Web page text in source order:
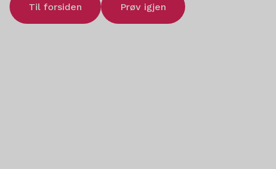
Til forsiden Prøv igjen